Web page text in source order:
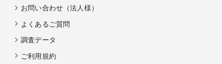
お問い合わせ（法人様）
よくあるご質問
調査データ
ご利用規約